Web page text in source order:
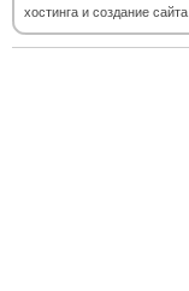
хостинга и создание сайта.